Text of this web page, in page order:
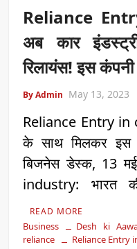
Reliance
अब कार
रिलायंस! इस कंपनी
By Admin May 13, 2023
Reliance Entry in
के साथ मिलकर इस
बिजनेस डेस्क, 13
industry: भारत
READ MORE
Business Desh ki
reliance
Reliance Entry